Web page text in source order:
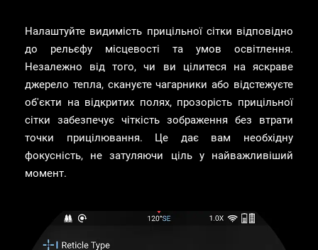
Налаштуйте видимість прицільної сітки відповідно
до рельєфу місцевості та умов освітлення.
Незалежно від того, чи ви цілитеся на яскраве
джерело тепла, скануєте чагарники або відстежуєте
об'єкти на відкритих полях, прозорість прицільної
сітки забезпечує чіткість зображення без втрати
точки прицілювання. Це дає вам необхідну
фокусність, не затуляючи ціль у найважливіший
момент.